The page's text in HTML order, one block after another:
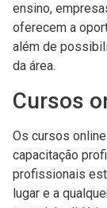
ensino,
oferecem a
além de
da área.
Cursos
Os cursos
capacitação
profissionais
lugar e a